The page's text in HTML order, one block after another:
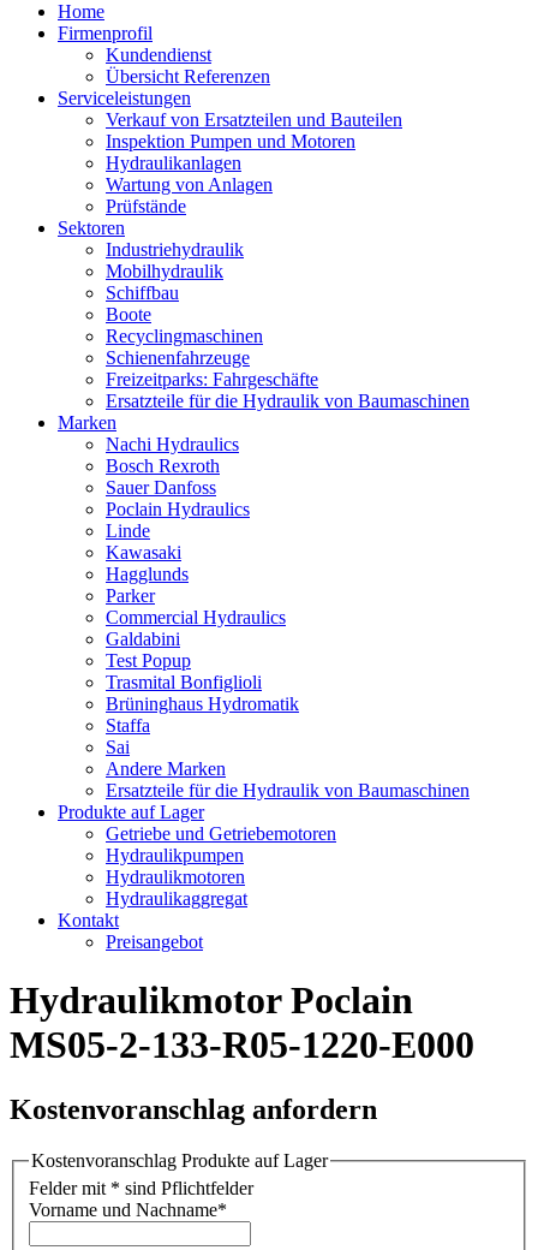
Home
Firmenprofil
Kundendienst
Übersicht Referenzen
Serviceleistungen
Verkauf von Ersatzteilen und Bauteilen
Inspektion Pumpen und Motoren
Hydraulikanlagen
Wartung von Anlagen
Prüfstände
Sektoren
Industriehydraulik
Mobilhydraulik
Schiffbau
Boote
Recyclingmaschinen
Schienenfahrzeuge
Freizeitparks: Fahrgeschäfte
Ersatzteile für die Hydraulik von Baumaschinen
Marken
Nachi Hydraulics
Bosch Rexroth
Sauer Danfoss
Poclain Hydraulics
Linde
Kawasaki
Hagglunds
Parker
Commercial Hydraulics
Galdabini
Test Popup
Trasmital Bonfiglioli
Brüninghaus Hydromatik
Staffa
Sai
Andere Marken
Ersatzteile für die Hydraulik von Baumaschinen
Produkte auf Lager
Getriebe und Getriebemotoren
Hydraulikpumpen
Hydraulikmotoren
Hydraulikaggregat
Kontakt
Preisangebot
Hydraulikmotor Poclain
MS05-2-133-R05-1220-E000
Kostenvoranschlag anfordern
Kostenvoranschlag Produkte auf Lager
Felder mit * sind Pflichtfelder
Vorname und Nachname*